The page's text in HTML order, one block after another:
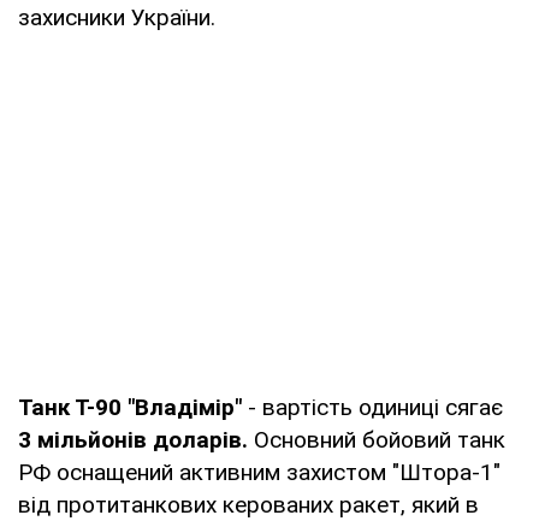
захисники України.
Танк Т-90 "Владімір" - вартість одиниці сягає
3 мільйонів доларів. Основний бойовий танк
РФ оснащений активним захистом "Штора-1"
від протитанкових керованих ракет, який в